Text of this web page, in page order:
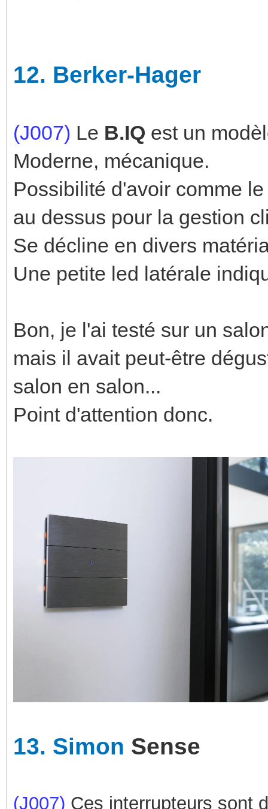
12. Berker-Hager
(J007) Le B.IQ est un
Moderne, mécanique.
Possibilité d'avoir comme
au dessus pour la gestion
Se décline en divers
Une petite led latérale
Bon, je l'ai testé sur un
mais il avait peut-être
salon en salon...
Point d'attention donc.
13. Simon Sense
(J007) Ces interrupteurs sont